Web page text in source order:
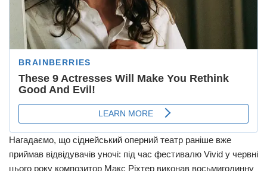
Нагадаємо, що сіднейський оперний театр раніше вже
приймав відвідувачів уночі: під час фестивалю Vivid у червні
цього року композитор Макс Ріхтер виконав восьмигодинну